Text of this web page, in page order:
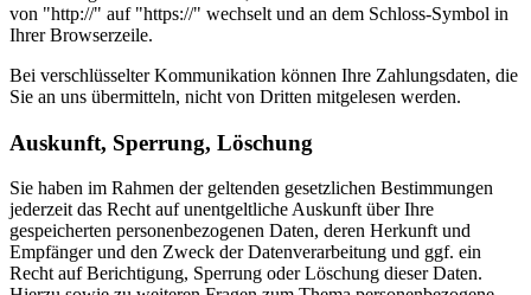
von "http://" auf "https://" wechselt und an dem Schloss-Symbol in
Ihrer Browserzeile.
Bei verschlüsselter Kommunikation können Ihre Zahlungsdaten, die
Sie an uns übermitteln, nicht von Dritten mitgelesen werden.
Auskunft, Sperrung, Löschung
Sie haben im Rahmen der geltenden gesetzlichen Bestimmungen
jederzeit das Recht auf unentgeltliche Auskunft über Ihre
gespeicherten personenbezogenen Daten, deren Herkunft und
Empfänger und den Zweck der Datenverarbeitung und ggf. ein
Recht auf Berichtigung, Sperrung oder Löschung dieser Daten.